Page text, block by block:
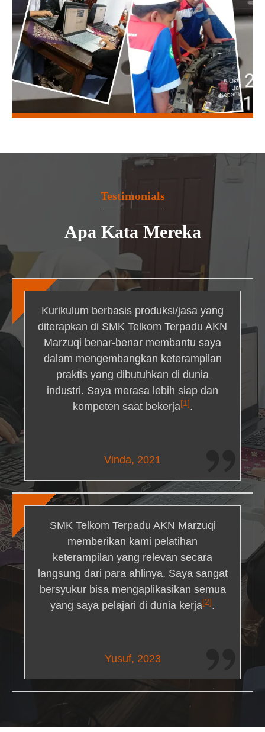
Testimonials
Apa Kata Mereka
Kurikulum berbasis produksi/jasa yang
diterapkan di SMK Telkom Terpadu AKN
Marzuqi benar-benar membantu saya
dalam mengembangkan keterampilan
praktis yang dibutuhkan di dunia
industri. Saya merasa lebih siap dan
kompeten saat bekerja[1] .
Vinda, 2021
SMK Telkom Terpadu AKN Marzuqi
memberikan kami pelatihan
keterampilan yang relevan secara
langsung dari para ahlinya. Saya sangat
bersyukur bisa mengaplikasikan semua
yang saya pelajari di dunia kerja[2] .
Yusuf, 2023